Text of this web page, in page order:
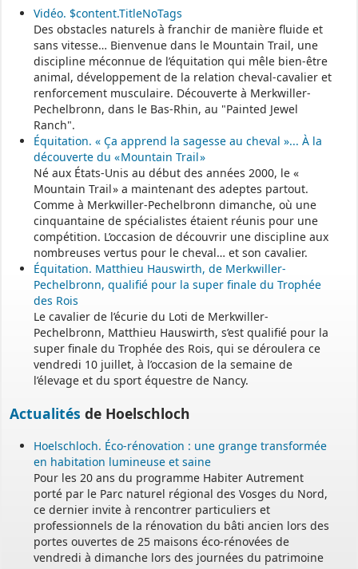
assistants-maternels-bas-rhin/
Il est mis à jour tous les vendredis.
Le sitehttps://monenfant.fr/de la CAF présente les disponibilités
des assistants maternels.
- - - - - - - - - - - - - - - - - -
Permanence mairie
Le secrétariat est fermé le samedi matin.
Une permanence est assurée par le maire, sur rendez-vous.
Vidéo. $content.TitleNoTags
Des obstacles naturels à franchir de manière fluide et
sans vitesse… Bienvenue dans le Mountain Trail, une
discipline méconnue de l’équitation qui mêle bien-être
animal, développement de la relation cheval-cavalier et
renforcement musculaire. Découverte à Merkwiller-
Pechelbronn, dans le Bas-Rhin, au "Painted Jewel
Ranch".
Équitation. « Ça apprend la sagesse au cheval »... À la
découverte du « Mountain Trail »
Né aux États-Unis au début des années 2000, le «
Mountain Trail » a maintenant des adeptes partout.
Comme à Merkwiller-Pechelbronn dimanche, où une
cinquantaine de spécialistes étaient réunis pour une
compétition. L’occasion de découvrir une discipline aux
nombreuses vertus pour le cheval… et son cavalier.
Équitation. Matthieu Hauswirth, de Merkwiller-
Pechelbronn, qualifié pour la super finale du Trophée
des Rois
Le cavalier de l’écurie du Loti de Merkwiller-
Pechelbronn, Matthieu Hauswirth, s’est qualifié pour la
super finale du Trophée des Rois, qui se déroulera ce
vendredi 10 juillet, à l’occasion de la semaine de
l’élevage et du sport équestre de Nancy.
Actualités de Hoelschloch
Hoelschloch. Éco-rénovation : une grange transformée
en habitation lumineuse et saine
Pour les 20 ans du programme Habiter Autrement
porté par le Parc naturel régional des Vosges du Nord,
ce dernier invite à rencontrer particuliers et
professionnels de la rénovation du bâti ancien lors des
portes ouvertes de 25 maisons éco-rénovées de
vendredi à dimanche lors des journées du patrimoine